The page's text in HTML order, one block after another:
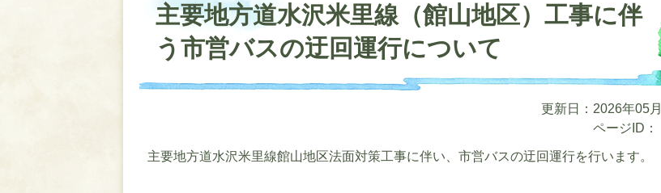
主要地方道水沢米里線（館山地区）工事に伴
う市営バスの迂回運行について
更新日：2026年05
ページID：
主要地方道水沢米里線館山地区法面対策工事に伴い、市営バスの迂回運行を行います。